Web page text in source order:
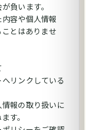
負います。
容や個人情報
とはありませ
リンクしている
報の取り扱いに
す。